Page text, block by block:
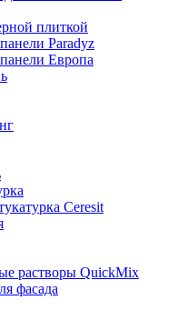
плиткой
Paradyz
Европа
Ceresit
растворы QuickMix
фасада